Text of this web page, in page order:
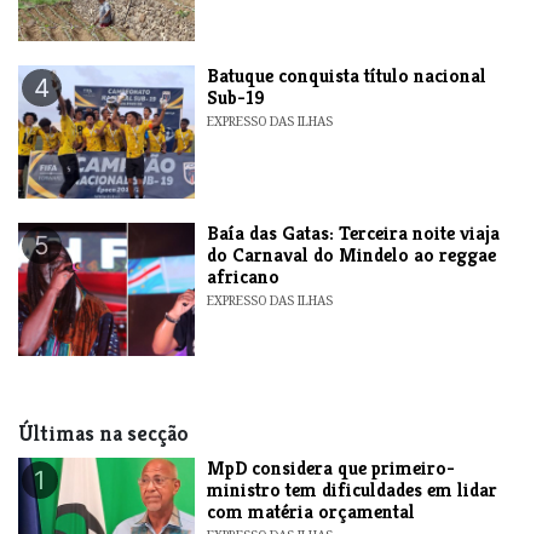
4
​Batuque conquista título nacional
Sub-19
EXPRESSO DAS ILHAS
5
Baía das Gatas: Terceira noite viaja
do Carnaval do Mindelo ao reggae
africano
EXPRESSO DAS ILHAS
Últimas na secção
1
MpD considera que primeiro-
ministro tem dificuldades em lidar
com matéria orçamental